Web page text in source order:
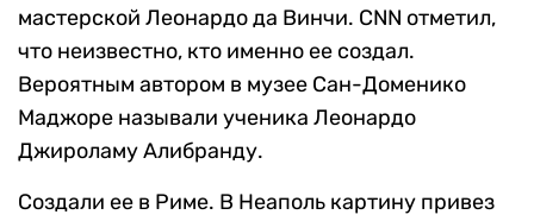
мастерской Леонардо да Винчи. CNN отметил,
что неизвестно, кто именно ее создал.
Вероятным автором в музее Сан-Доменико
Маджоре называли ученика Леонардо
Джироламу Алибранду.
Создали ее в Риме. В Неаполь картину привез